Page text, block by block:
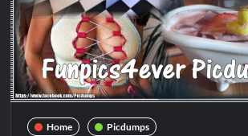
Home Picdumps